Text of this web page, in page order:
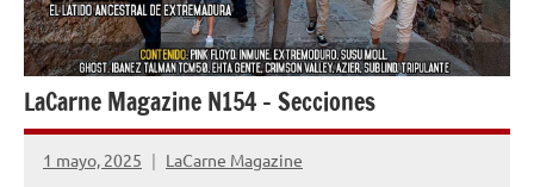
LaCarne Magazine N154 – Secciones
1 mayo, 2025 LaCarne Magazine
No